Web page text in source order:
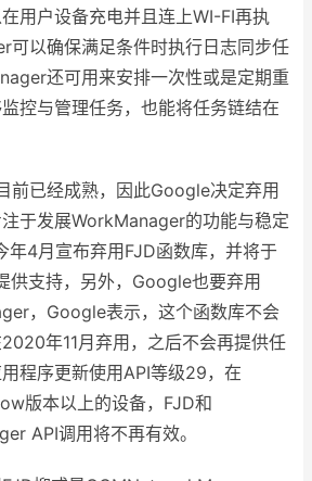
用户设备充电并且连上WI-FI再执
可以确保满足条件时执行日志同步任
还可用来安排一次性或是定期重
控与管理任务，也能将任务链结在
前已经成熟，因此Google决定弃用
于发展WorkManager的功能与稳定
年4月宣布弃用FJD函数库，并将于
供支持，另外，Google也要弃用
，Google表示，这个函数库不会
年11月弃用，之后不会再提供任
程序更新使用API​​等级29，在
版本以上的设备，FJD和
API调用将不再有效。